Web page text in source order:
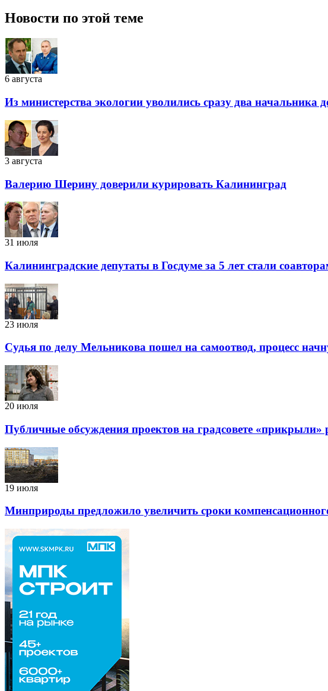
Новости по этой теме
6 августа
Из министерства экологии уволились сразу два начальника
3 августа
Валерию Шерину доверили курировать Калининград
31 июля
Калининградские депутаты в Госдуме за 5 лет стали
23 июля
Судья по делу Мельникова пошел на самоотвод, процесс
20 июля
Публичные обсуждения проектов на градсовете
19 июля
Минприроды предложило увеличить сроки